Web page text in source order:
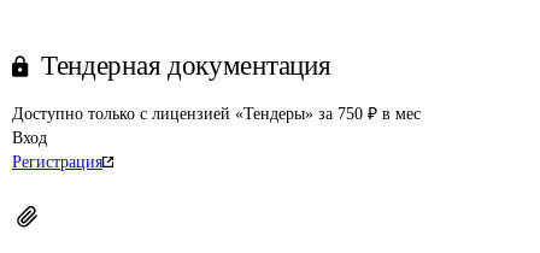
Тендерная документация
Доступно только с лицензией «Тендеры» за 750 ₽ в мес
Вход
Регистрация